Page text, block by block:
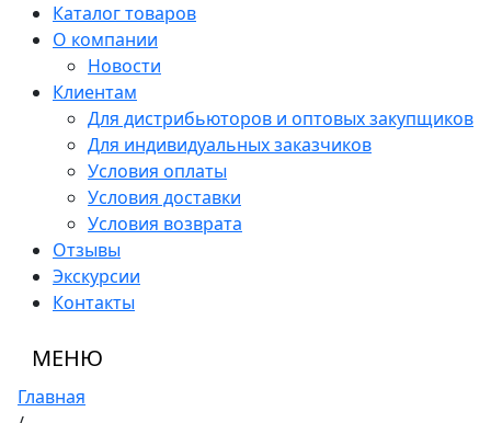
Каталог товаров
О компании
Новости
Клиентам
Для дистрибьюторов и оптовых закупщиков
Для индивидуальных заказчиков
Условия оплаты
Условия доставки
Условия возврата
Отзывы
Экскурсии
Контакты
МЕНЮ
Главная